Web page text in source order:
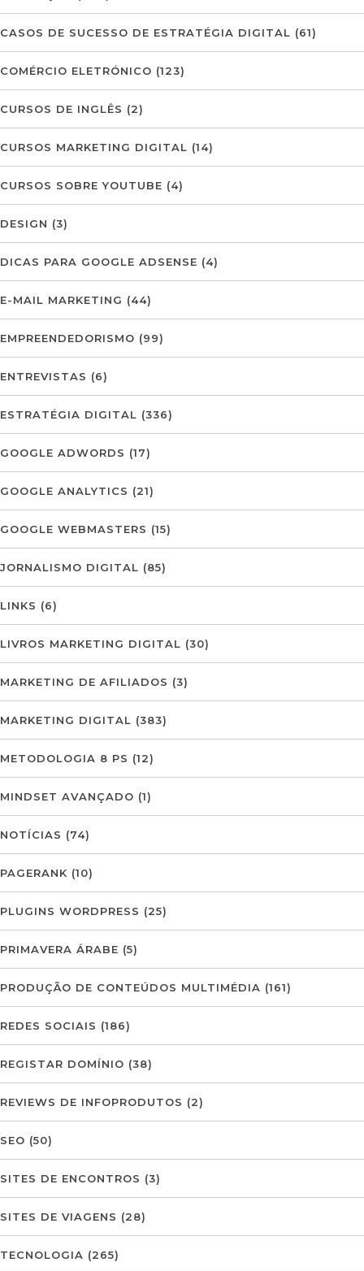
CASOS DE SUCESSO DE ESTRATÉGIA DIGITAL (61)
COMÉRCIO ELETRÓNICO (123)
CURSOS DE INGLÊS (2)
CURSOS MARKETING DIGITAL (14)
CURSOS SOBRE YOUTUBE (4)
DESIGN (3)
DICAS PARA GOOGLE ADSENSE (4)
E-MAIL MARKETING (44)
EMPREENDEDORISMO (99)
ENTREVISTAS (6)
ESTRATÉGIA DIGITAL (336)
GOOGLE ADWORDS (17)
GOOGLE ANALYTICS (21)
GOOGLE WEBMASTERS (15)
JORNALISMO DIGITAL (85)
LINKS (6)
LIVROS MARKETING DIGITAL (30)
MARKETING DE AFILIADOS (3)
MARKETING DIGITAL (383)
METODOLOGIA 8 PS (12)
MINDSET AVANÇADO (1)
NOTÍCIAS (74)
PAGERANK (10)
PLUGINS WORDPRESS (25)
PRIMAVERA ÁRABE (5)
PRODUÇÃO DE CONTEÚDOS MULTIMÉDIA (161)
REDES SOCIAIS (186)
REGISTAR DOMÍNIO (38)
REVIEWS DE INFOPRODUTOS (2)
SEO (50)
SITES DE ENCONTROS (3)
SITES DE VIAGENS (28)
TECNOLOGIA (265)